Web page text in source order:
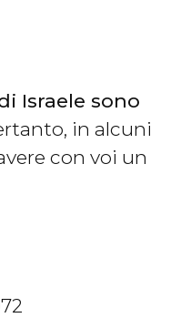
Israele sono
in alcuni
con voi un